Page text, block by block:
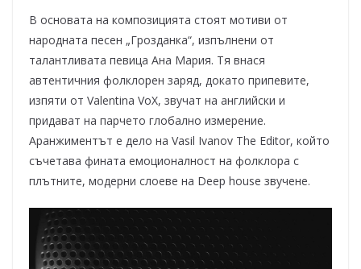
В основата на композицията стоят мотиви от
народната песен „Грозданка“, изпълнени от
талантливата певица Ана Мария. Тя внася
автентичния фолклорен заряд, докато припевите,
изпяти от Valentina VoX, звучат на английски и
придават на парчето глобално измерение.
Аранжиментът е дело на Vasil Ivanov The Editor, който
съчетава фината емоционалност на фолклора с
плътните, модерни слоеве на Deep house звучене.